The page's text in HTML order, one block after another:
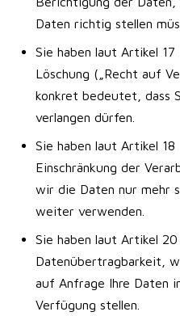
Daten richtig stellen
Sie haben laut Artikel 17
Löschung („Recht auf
konkret bedeutet, dass
verlangen dürfen.
Sie haben laut Artikel 18
Einschränkung der
wir die Daten nur mehr
weiter verwenden.
Sie haben laut Artikel
Datenübertragbarkeit,
auf Anfrage Ihre Daten
Verfügung stellen.